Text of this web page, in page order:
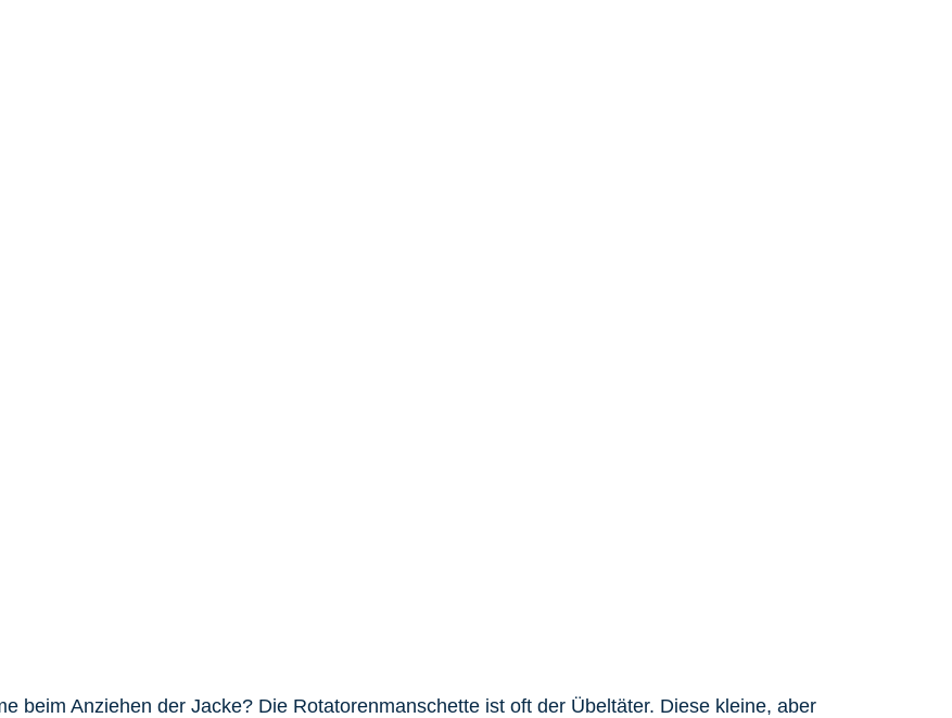
beim Anziehen der Jacke? Die Rotatorenmanschette ist oft der Übeltäter. Diese kleine, aber